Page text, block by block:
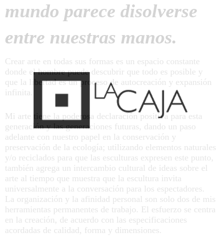
mundo parece disolverse
entre nuestras manos.
Crear arte en todas sus formas es un espacio constante
donde el hombre puede descubrir que todo es posible y
que la libertad es un proceso de autocreación y expansión
infinita.
Mi arte tiene la poderosa declaración positiva para esta
generación y las generaciones futuras, dando un paso
adelante con nuestro papel en la conservación y
preservación de la ecología; utilizando elementos naturales
y/o reciclados para que las esculturas expresen este punto,
también agrega un intercambio cultural de ideas sobre el
arte al tiempo que muestra que la escultura invita
universalmente a la conversación para los espectadores.
La organización y la afinidad personal son solo dos de mis
herramientas permanentes de trabajo. El esfuerzo se centra
en la creación, de acuerdo con las especificaciones
acordadas de calidad, forma y dimensiones.